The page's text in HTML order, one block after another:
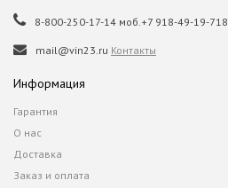
8-800-250-17-14 моб.+7 918-49-19-718
mail@vin23.ru Контакты
Информация
Гарантия
О нас
Доставка
Заказ и оплата